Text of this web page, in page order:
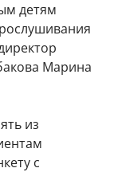
детям
Марина
из
с